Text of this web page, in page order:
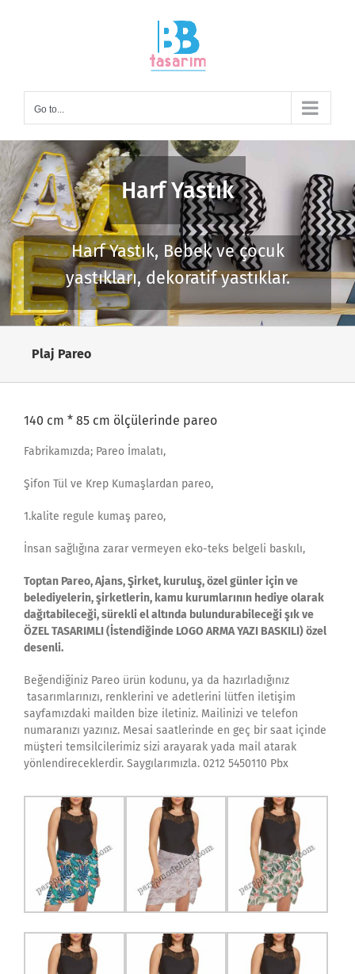
Go to...
Harf Yastık
Harf Yastık, Bebek ve çocuk
yastıkları, dekoratif yastıklar.
Plaj Pareo
140 cm * 85 cm ölçülerinde pareo
Fabrikamızda; Pareo İmalatı,
Şifon Tül ve Krep Kumaşlardan pareo,
1.kalite regule kumaş pareo,
İnsan sağlığına zarar vermeyen eko-teks belgeli baskılı,
Toptan Pareo, Ajans, Şirket, kuruluş, özel günler için ve
belediyelerin, şirketlerin, kamu kurumlarının hediye olarak
dağıtabileceği, sürekli el altında bulundurabileceği şık ve
ÖZEL TASARIMLI (İstendiğinde LOGO ARMA YAZI BASKILI) özel
desenli.
Beğendiğiniz Pareo ürün kodunu, ya da hazırladığınız
tasarımlarınızı, renklerini ve adetlerini lütfen iletişim
sayfamızdaki mailden bize iletiniz. Mailinizi ve telefon
numaranızı yazınız. Mesai saatlerinde en geç bir saat içinde
müşteri temsilcilerimiz sizi arayarak yada mail atarak
yönlendireceklerdir. Saygılarımızla. 0212 5450110 Pbx